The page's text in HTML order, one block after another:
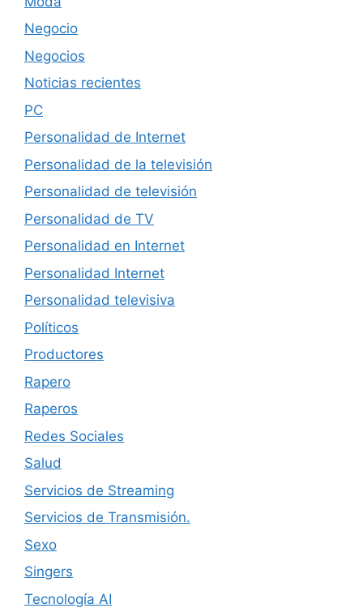
Negocio
Negocios
Noticias recientes
PC
Personalidad de Internet
Personalidad de la televisión
Personalidad de televisión
Personalidad de TV
Personalidad en Internet
Personalidad Internet
Personalidad televisiva
Políticos
Productores
Rapero
Raperos
Redes Sociales
Salud
Servicios de Streaming
Servicios de Transmisión.
Sexo
Singers
Tecnología AI